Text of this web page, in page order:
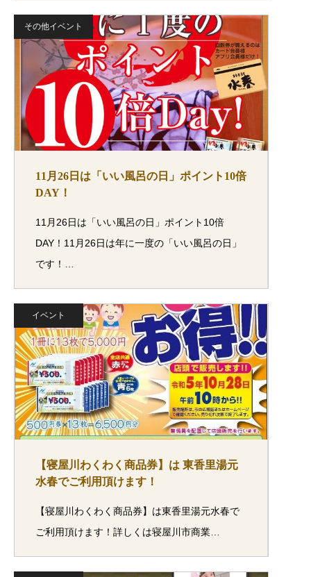
その他イベント
11月26日は「いい風呂の日」ポイント10倍
DAY！
11月26日は「いい風呂の日」ポイント10倍
DAY！11月26日は年に一度の「いい風呂の日」
です！…
イベント
【寝屋川わくわく商品券】は 東香里湯元
水春でご利用頂けます！
【寝屋川わくわく商品券】は東香里湯元水春で
ご利用頂けます！詳しくは寝屋川市商業…